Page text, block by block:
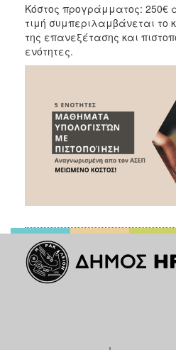
Κόστος προγράμματος: 250€
τιμή συμπεριλαμβάνεται το
της επανεξέτασης και
ενότητες.